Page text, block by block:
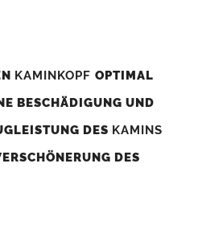
KAMINKOPF OPTIMAL
BESCHÄDIGUNG UND
DES KAMINS
DES